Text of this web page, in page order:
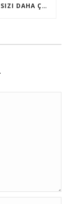
MOSTBET CASHBACK: HANGI OYUNLAR SIZI DAHA ÇOX QAZANA BILƏR?